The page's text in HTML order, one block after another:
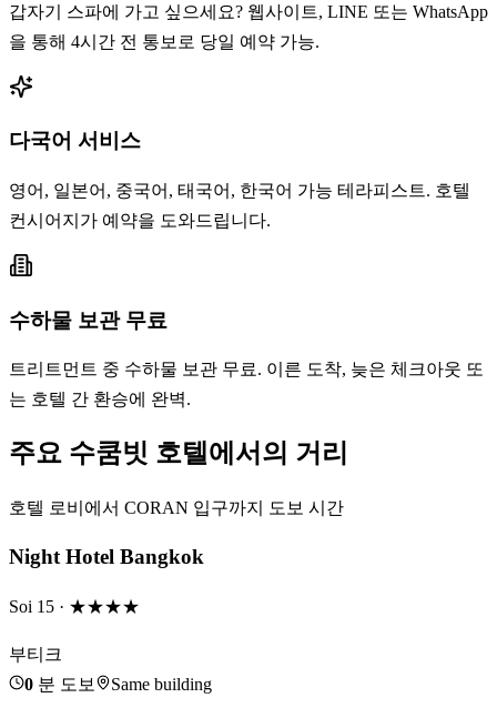
갑자기 스파에 가고 싶으세요? 웹사이트, LINE 또는 WhatsApp
을 통해 4시간 전 통보로 당일 예약 가능.
다국어 서비스
영어, 일본어, 중국어, 태국어, 한국어 가능 테라피스트. 호텔
컨시어지가 예약을 도와드립니다.
수하물 보관 무료
트리트먼트 중 수하물 보관 무료. 이른 도착, 늦은 체크아웃 또
는 호텔 간 환승에 완벽.
주요 수쿰빗 호텔에서의 거리
호텔 로비에서 CORAN 입구까지 도보 시간
Night Hotel Bangkok
Soi 15 · ★★★★
부티크
0 분 도보 Same building